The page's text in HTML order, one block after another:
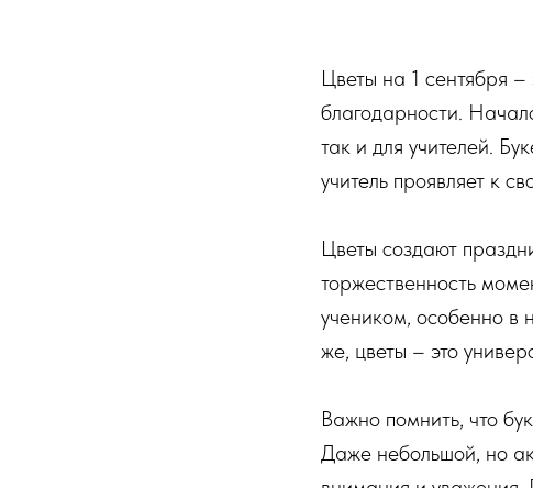
Цветы на 1 сентября
благодарности.
так и для учителей.
учитель проявляет к
Цветы создают
торжественность
учеником, особенно в
же, цветы – это
Важно помнить, что
Даже небольшой, но